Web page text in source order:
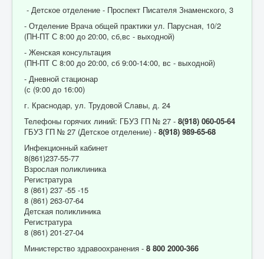
- Детское отделение - Проспект Писателя Знаменского, 3
- Отделение Врача общей практики ул. Парусная, 10/2
(ПН-ПТ С 8:00 до 20:00, сб,вс - выходной)
- Женская консультация
(ПН-ПТ С 8:00 до 20:00, сб 9:00-14:00, вс - выходной)
- Дневной стационар
(с (9:00 до 16:00)
г. Краснодар, ул. Трудовой Славы, д. 24
Телефоны горячих линий: ГБУЗ ГП № 27 - 8(918) 060-05-64
ГБУЗ ГП № 27 (Детское отделение) - 8(918) 989-65-68
Инфекционный кабинет
8(861)237-55-77
Взрослая поликлиника
Регистратура
8 (861) 237 -55 -15
8 (861) 263-07-64
Детская поликлиника
Регистратура
8 (861) 201-27-04
Министерство здравоохранения - 8 800 2000-366